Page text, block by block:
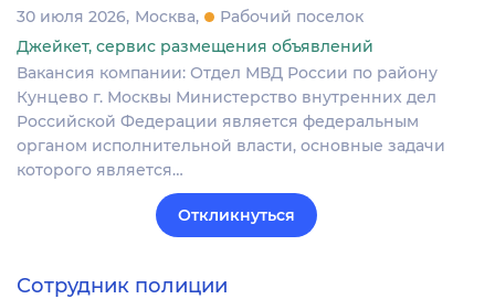
30 июля 2026 Москва
Рабочий поселок
Джейкет, сервис размещения объявлений
Вакансия компании: Отдел МВД России по району
Кунцево г. Москвы Министерство внутренних дел
Российской Федерации является федеральным
органом исполнительной власти, основные задачи
которого является…
Откликнуться
Сотрудник полиции